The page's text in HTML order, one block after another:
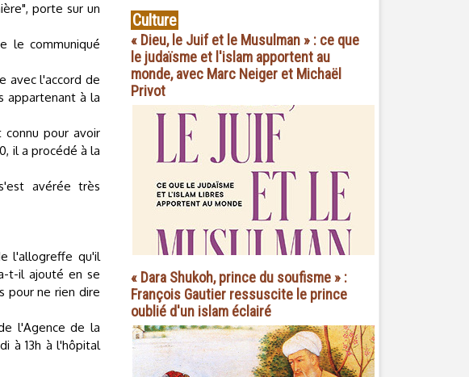
porte sur un
le communiqué
avec l'accord de
appartenant à la
pour avoir
il a procédé à la
avérée très
l'allogreffe qu'il
t-il ajouté en se
pour ne rien dire
l'Agence de la
à 13h à l'hôpital
Culture
« Dieu, le Juif et le Musulman » : ce que
le judaïsme et l'islam apportent au
monde, avec Marc Neiger et Michaël
Privot
« Dara Shukoh, prince du soufisme » :
François Gautier ressuscite le prince
oublié d'un islam éclairé